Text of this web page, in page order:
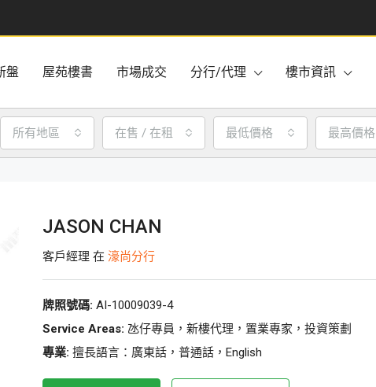
盤 屋苑樓書 市場成交 分行/代理 樓市資訊
所有地區 在售 / 在租 最低價格 最高價格
JASON CHAN
客戶經理 在濠尚分行
牌照號碼: AI-10009039-4
Service Areas: 氹仔專員，新樓代理，置業專家，投資策劃
專業: 擅長語言：廣東話，普通話，English